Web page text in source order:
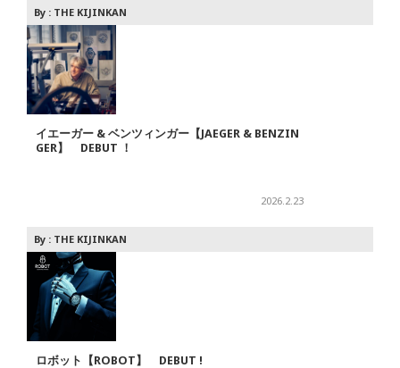
By : THE KIJINKAN
イエーガー & ベンツィンガー【JAEGER & BENZIN
GER】 DEBUT ！
2026.2.23
By : THE KIJINKAN
ロボット【ROBOT】 DEBUT !